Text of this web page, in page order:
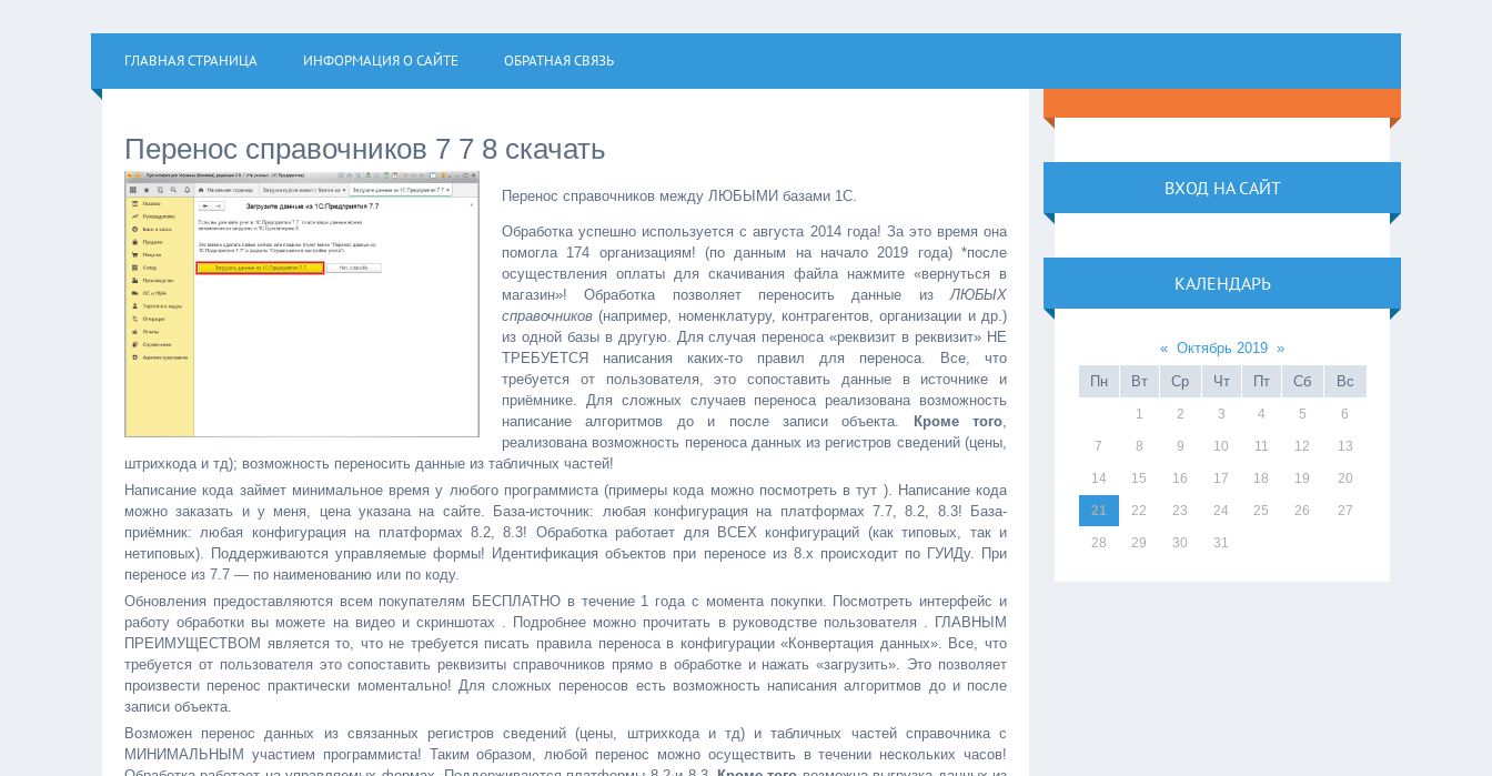
ГЛАВНАЯ СТРАНИЦА ИНФОРМАЦИЯ О САЙТЕ ОБРАТНАЯ СВЯЗЬ
Перенос справочников 7 7 8 скачать
Перенос справочников между ЛЮБЫМИ базами 1С.
Обработка успешно используется с августа 2014 года! За это время она
помогла 174 организациям! (по данным на начало 2019 года) *после
осуществления оплаты для скачивания файла нажмите «вернуться в
магазин»! Обработка позволяет переносить данные изЛЮБЫХ
справочников (например, номенклатуру, контрагентов, организации и др.)
из одной базы в другую. Для случая переноса «реквизит в реквизит» НЕ
ТРЕБУЕТСЯ написания каких-то правил для переноса. Все, что
требуется от пользователя, это сопоставить данные в источнике и
приёмнике. Для сложных случаев переноса реализована возможность
написание алгоритмов до и после записи объекта.
Кроме того,
реализована возможность переноса данных из регистров сведений (цены,
штрихкода и тд); возможность переносить данные из табличных частей!
Написание кода займет минимальное время у любого программиста (примеры кода можно посмотреть в тут ). Написание кода
можно заказать и у меня, цена указана на сайте. База-источник: любая конфигурация на платформах 7.7, 8.2, 8.3! База-
приёмник: любая конфигурация на платформах 8.2, 8.3! Обработка работает для ВСЕХ конфигураций (как типовых, так и
нетиповых). Поддерживаются управляемые формы! Идентификация объектов при переносе из 8.x происходит по ГУИДу. При
переносе из 7.7 — по наименованию или по коду.
Обновления предоставляются всем покупателям БЕСПЛАТНО в течение 1 года с момента покупки. Посмотреть интерфейс и
работу обработки вы можете на видео и скриншотах . Подробнее можно прочитать в руководстве пользователя . ГЛАВНЫМ
ПРЕИМУЩЕСТВОМ является то, что не требуется писать правила переноса в конфигурации «Конвертация данных». Все, что
требуется от пользователя это сопоставить реквизиты справочников прямо в обработке и нажать «загрузить». Это позволяет
произвести перенос практически моментально! Для сложных переносов есть возможность написания алгоритмов до и после
записи объекта.
Возможен перенос данных из связанных регистров сведений (цены, штрихкода и тд) и табличных частей справочника с
МИНИМАЛЬНЫМ участием программиста! Таким образом, любой перенос можно осуществить в течении нескольких часов!
ВХОД НА САЙТ
КАЛЕНДАРЬ
« Октябрь 2019 »
Пн
Вт Ср Чт Пт Сб Вс
1 2 3 4 5 6
7 8 9 10 11 12 13
14 15 16 17 18 19 20
21 22 23 24 25 26 27
28 29 30 31